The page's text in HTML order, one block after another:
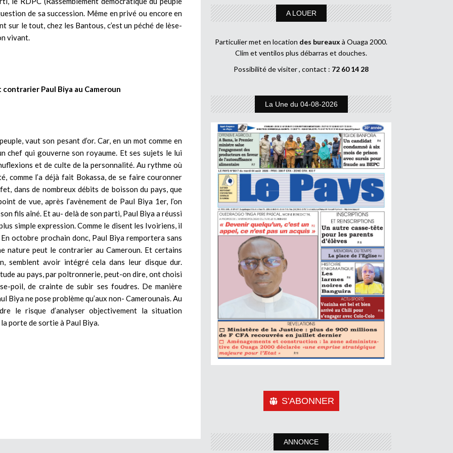
de sa succession. Même en privé ou encore en
sur le tout, chez les Bantous, c’est un péché de lèse-
vivant.
Paul Biya au Cameroun
vaut son pesant d’or. Car, en un mot comme en
chef qui gouverne son royaume. Et ses sujets le lui
et de culte de la personnalité. Au rythme où
comme l’a déjà fait Bokassa, de se faire couronner
dans de nombreux débits de boisson du pays, que
de vue, après l’avènement de Paul Biya 1er, l’on
fils aîné. Et au- delà de son parti, Paul Biya a réussi
simple expression. Comme le disent les Ivoiriens, il
octobre prochain donc, Paul Biya remportera sans
nature peut le contrarier au Cameroun. Et certains
semblent avoir intégré cela dans leur disque dur.
au pays, par poltronnerie, peut-on dire, ont choisi
poil, de crainte de subir ses foudres. De manière
Biya ne pose problème qu’aux non- Camerounais. Au
le risque d’analyser objectivement la situation
porte de sortie à Paul Biya.
A LOUER
Particulier met en location des bureaux à Ouaga 2000.
Clim et ventilos plus débarras et douches.
Possibilité de visiter , contact : 72 60 14 28
La Une du 04-08-2026
S'ABONNER
ANNONCE